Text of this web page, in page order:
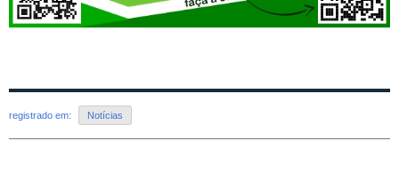
registrado em: Notícias